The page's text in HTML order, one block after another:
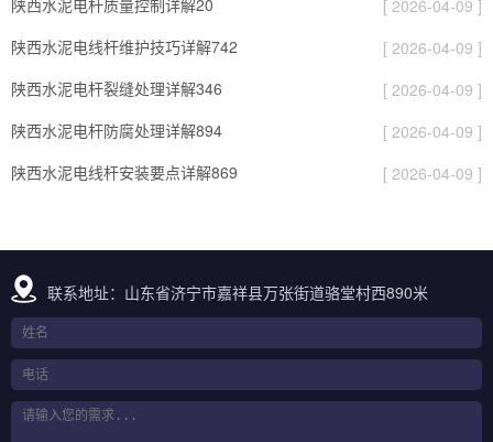
[ 2026-04-09 ]
陕西水泥电线杆维护技巧详解742
[ 2026-04-09 ]
陕西水泥电杆裂缝处理详解346
[ 2026-04-09 ]
陕西水泥电杆防腐处理详解894
[ 2026-04-09 ]
陕西水泥电线杆安装要点详解869
[ 2026-04-09 ]
联系地址：山东省济宁市嘉祥县万张街道骆堂村西890米